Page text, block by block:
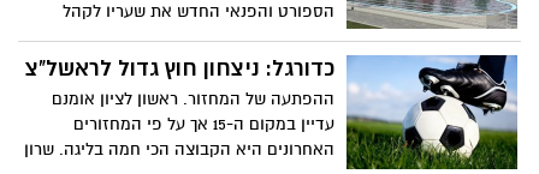
הספורט והפנאי החדש את שעריו לקהל
הרחב * המנוי מוצע כחבילה הכוללת הטבות
כמו קורס שחייה, קייטנה גנית והנחות נוספות
שקלים בהקמת המתחם המשתרע על שטח
ענק של 20 דונם ובו חדר הכושר הגדול ביותר
באזור, בריכות שחייה, חדרי ספא, חדרי
כדורגל: ניצחון חוץ גדול לראשל"צ
ההפתעה של המחזור. ראשון לציון אומנם
עדיין במקום ה-15 אך על פי המחזורים
האחרונים היא הקבוצה הכי חמה בליגה. שרון